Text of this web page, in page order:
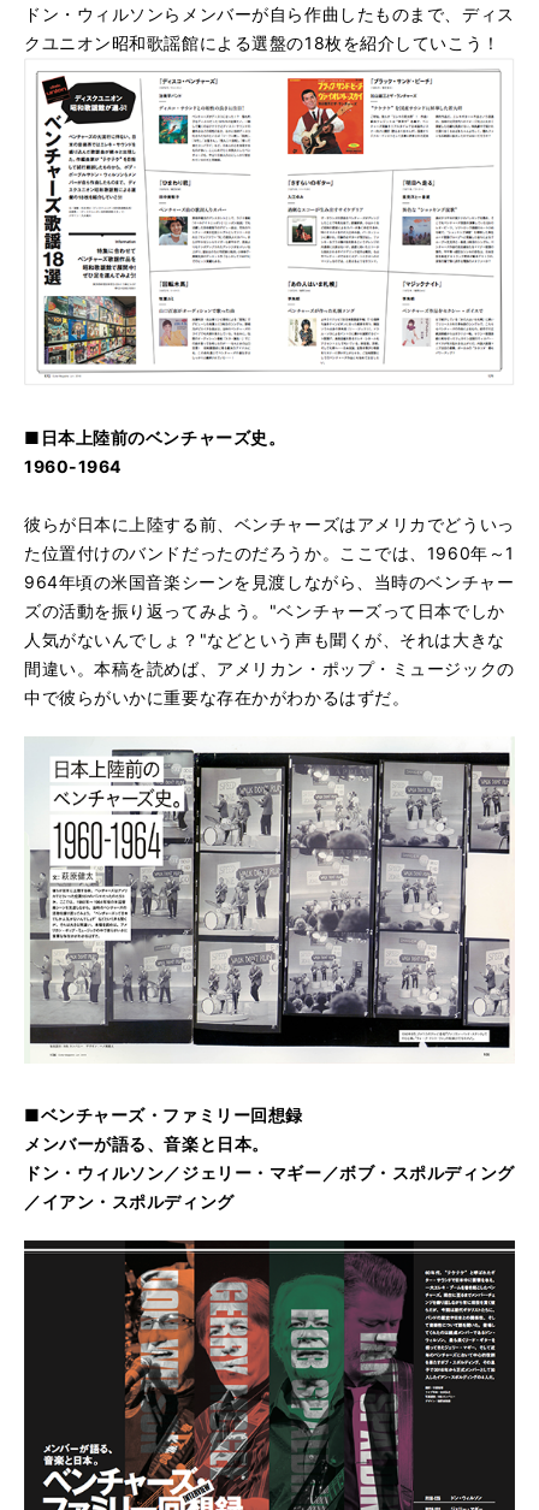
ドン・ウィルソンらメンバーが自ら作曲したものまで、ディス
クユニオン昭和歌謡館による選盤の18枚を紹介していこう！
■日本上陸前のベンチャーズ史。
1960-1964
彼らが日本に上陸する前、ベンチャーズはアメリカでどういっ
た位置付けのバンドだったのだろうか。ここでは、1960年～1
964年頃の米国音楽シーンを見渡しながら、当時のベンチャー
ズの活動を振り返ってみよう。"ベンチャーズって日本でしか
人気がないんでしょ？"などという声も聞くが、それは大きな
間違い。本稿を読めば、アメリカン・ポップ・ミュージックの
中で彼らがいかに重要な存在かがわかるはずだ。
■ベンチャーズ・ファミリー回想録
メンバーが語る、音楽と日本。
ドン・ウィルソン／ジェリー・マギー／ボブ・スポルディング
／イアン・スポルディング